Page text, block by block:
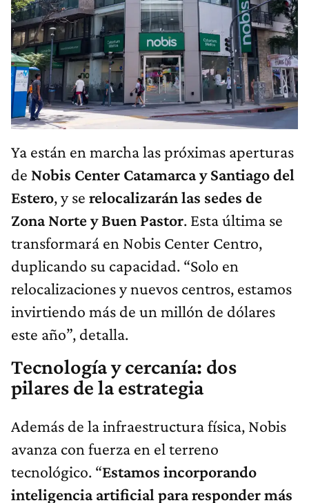
Ya están en marcha las próximas aperturas
de Nobis Center Catamarca y Santiago del
Estero, y se relocalizarán las sedes de
Zona Norte y Buen Pastor. Esta última se
transformará en Nobis Center Centro,
duplicando su capacidad. “Solo en
relocalizaciones y nuevos centros, estamos
invirtiendo más de un millón de dólares
este año”, detalla.
Tecnología y cercanía: dos
pilares de la estrategia
Además de la infraestructura física, Nobis
avanza con fuerza en el terreno
tecnológico. “Estamos incorporando
inteligencia artificial para responder más